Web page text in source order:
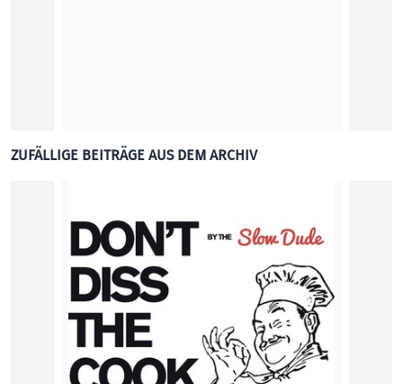
ZUFÄLLIGE BEITRÄGE AUS DEM ARCHIV